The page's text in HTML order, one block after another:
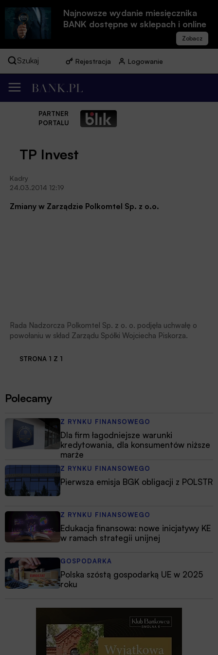
Najnowsze wydanie miesięcznika
BANK dostępne w sklepach i online
Szukaj Rejestracja Logowanie
PARTNER
PORTALU
TP Invest
Kadry
24.03.2014 12:19
Zmiany w Zarządzie Polkomtel Sp. z o.o.
Rada Nadzorcza Polkomtel Sp. z o. o. podjęła uchwałę o
powołaniu w skład Zarządu Spółki Wojciecha Piskorza.
STRONA 1 Z 1
Polecamy
Z RYNKU FINANSOWEGO
Dla firm łagodniejsze warunki
kredytowania, dla konsumentów niższe
marże
Z RYNKU FINANSOWEGO
Pierwsza emisja BGK obligacji z POLSTR
Z RYNKU FINANSOWEGO
Edukacja finansowa: nowe inicjatywy KE
w ramach strategii unijnej
GOSPODARKA
Polska szóstą gospodarką UE w 2025
roku